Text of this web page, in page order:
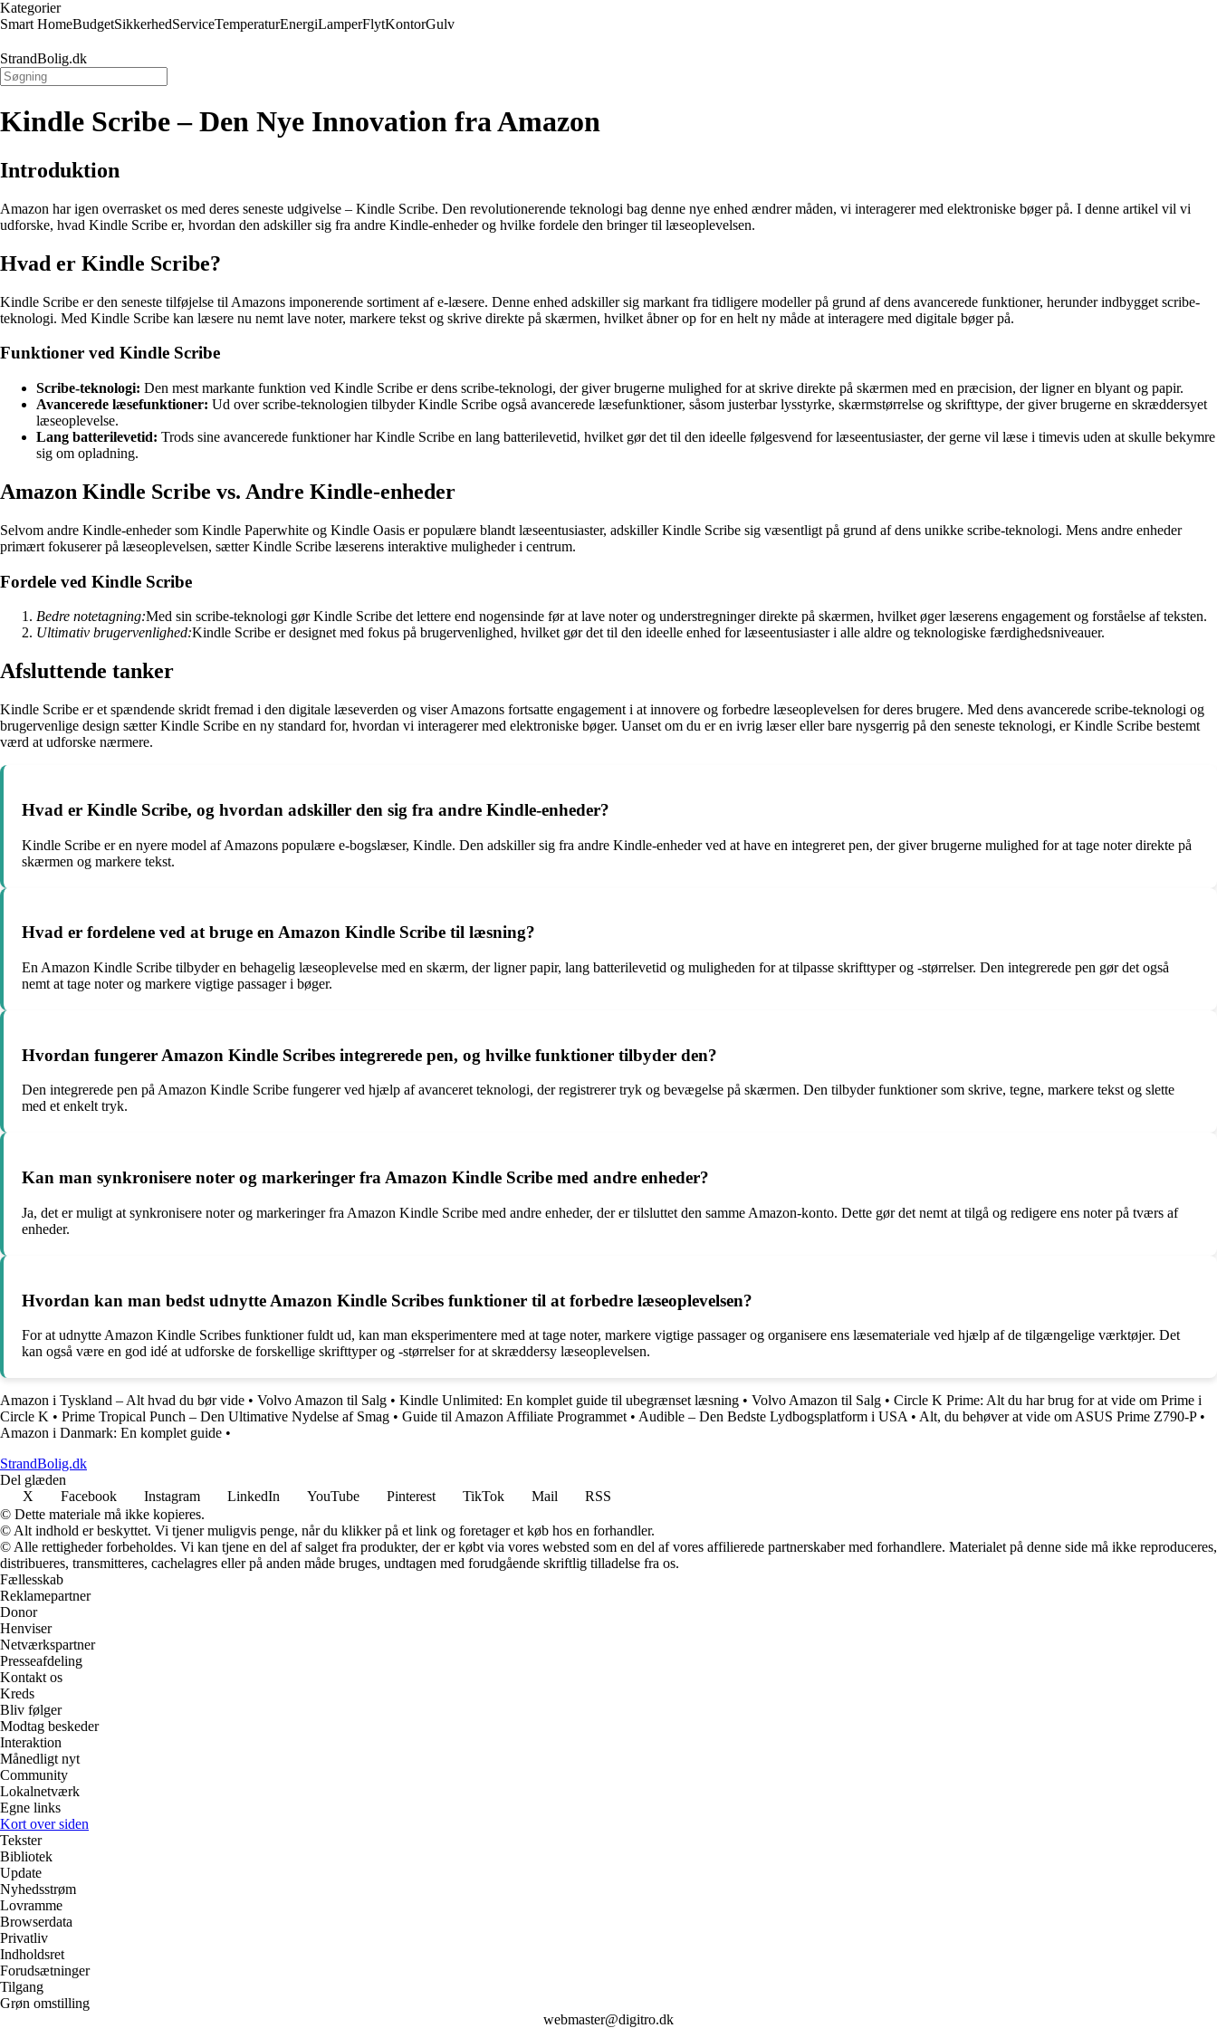
Kategorier
Smart HomeBudgetSikkerhedServiceTemperaturEnergiLamperFlytKontorGulv
StrandBolig.dk
Kindle Scribe – Den Nye Innovation fra Amazon
Introduktion
Amazon har igen overrasket os med deres seneste udgivelse – Kindle Scribe. Den revolutionerende teknologi bag denne nye enhed ændrer måden, vi interagerer med elektroniske bøger på. I denne artikel vil vi
udforske, hvad Kindle Scribe er, hvordan den adskiller sig fra andre Kindle-enheder og hvilke fordele den bringer til læseoplevelsen.
Hvad er Kindle Scribe?
Kindle Scribe er den seneste tilføjelse til Amazons imponerende sortiment af e-læsere. Denne enhed adskiller sig markant fra tidligere modeller på grund af dens avancerede funktioner, herunder indbygget scribe-
teknologi. Med Kindle Scribe kan læsere nu nemt lave noter, markere tekst og skrive direkte på skærmen, hvilket åbner op for en helt ny måde at interagere med digitale bøger på.
Funktioner ved Kindle Scribe
Scribe-teknologi: Den mest markante funktion ved Kindle Scribe er dens scribe-teknologi, der giver brugerne mulighed for at skrive direkte på skærmen med en præcision, der ligner en blyant og papir.
Avancerede læsefunktioner: Ud over scribe-teknologien tilbyder Kindle Scribe også avancerede læsefunktioner, såsom justerbar lysstyrke, skærmstørrelse og skrifttype, der giver brugerne en skræddersyet
læseoplevelse.
Lang batterilevetid: Trods sine avancerede funktioner har Kindle Scribe en lang batterilevetid, hvilket gør det til den ideelle følgesvend for læseentusiaster, der gerne vil læse i timevis uden at skulle bekymre
sig om opladning.
Amazon Kindle Scribe vs. Andre Kindle-enheder
Selvom andre Kindle-enheder som Kindle Paperwhite og Kindle Oasis er populære blandt læseentusiaster, adskiller Kindle Scribe sig væsentligt på grund af dens unikke scribe-teknologi. Mens andre enheder
primært fokuserer på læseoplevelsen, sætter Kindle Scribe læserens interaktive muligheder i centrum.
Fordele ved Kindle Scribe
Bedre notetagning:Med sin scribe-teknologi gør Kindle Scribe det lettere end nogensinde før at lave noter og understregninger direkte på skærmen, hvilket øger læserens engagement og forståelse af teksten.
Ultimativ brugervenlighed:Kindle Scribe er designet med fokus på brugervenlighed, hvilket gør det til den ideelle enhed for læseentusiaster i alle aldre og teknologiske færdighedsniveauer.
Afsluttende tanker
Kindle Scribe er et spændende skridt fremad i den digitale læseverden og viser Amazons fortsatte engagement i at innovere og forbedre læseoplevelsen for deres brugere. Med dens avancerede scribe-teknologi og
brugervenlige design sætter Kindle Scribe en ny standard for, hvordan vi interagerer med elektroniske bøger. Uanset om du er en ivrig læser eller bare nysgerrig på den seneste teknologi, er Kindle Scribe bestemt
værd at udforske nærmere.
Hvad er Kindle Scribe, og hvordan adskiller den sig fra andre Kindle-enheder?
Kindle Scribe er en nyere model af Amazons populære e-bogslæser, Kindle. Den adskiller sig fra andre Kindle-enheder ved at have en integreret pen, der giver brugerne mulighed for at tage noter direkte på
skærmen og markere tekst.
Hvad er fordelene ved at bruge en Amazon Kindle Scribe til læsning?
En Amazon Kindle Scribe tilbyder en behagelig læseoplevelse med en skærm, der ligner papir, lang batterilevetid og muligheden for at tilpasse skrifttyper og -størrelser. Den integrerede pen gør det også
nemt at tage noter og markere vigtige passager i bøger.
Hvordan fungerer Amazon Kindle Scribes integrerede pen, og hvilke funktioner tilbyder den?
Den integrerede pen på Amazon Kindle Scribe fungerer ved hjælp af avanceret teknologi, der registrerer tryk og bevægelse på skærmen. Den tilbyder funktioner som skrive, tegne, markere tekst og slette
med et enkelt tryk.
Kan man synkronisere noter og markeringer fra Amazon Kindle Scribe med andre enheder?
Ja, det er muligt at synkronisere noter og markeringer fra Amazon Kindle Scribe med andre enheder, der er tilsluttet den samme Amazon-konto. Dette gør det nemt at tilgå og redigere ens noter på tværs af
enheder.
Hvordan kan man bedst udnytte Amazon Kindle Scribes funktioner til at forbedre læseoplevelsen?
For at udnytte Amazon Kindle Scribes funktioner fuldt ud, kan man eksperimentere med at tage noter, markere vigtige passager og organisere ens læsemateriale ved hjælp af de tilgængelige værktøjer. Det
kan også være en god idé at udforske de forskellige skrifttyper og -størrelser for at skræddersy læseoplevelsen.
Amazon i Tyskland – Alt hvad du bør vide • Volvo Amazon til Salg • Kindle Unlimited: En komplet guide til ubegrænset læsning • Volvo Amazon til Salg • Circle K Prime: Alt du har brug for at vide om Prime i
Circle K • Prime Tropical Punch – Den Ultimative Nydelse af Smag • Guide til Amazon Affiliate Programmet • Audible – Den Bedste Lydbogsplatform i USA • Alt, du behøver at vide om ASUS Prime Z790-P•
Amazon i Danmark: En komplet guide •
StrandBolig.dk
Del glæden
X
Facebook Instagram LinkedIn YouTube Pinterest TikTok Mail
RSS
© Dette materiale må ikke kopieres.
© Alt indhold er beskyttet. Vi tjener muligvis penge, når du klikker på et link og foretager et køb hos en forhandler.
© Alle rettigheder forbeholdes. Vi kan tjene en del af salget fra produkter, der er købt via vores websted som en del af vores affilierede partnerskaber med forhandlere. Materialet på denne side må ikke reproduceres,
distribueres, transmitteres, cachelagres eller på anden måde bruges, undtagen med forudgående skriftlig tilladelse fra os.
Fællesskab
Reklamepartner
Donor
Henviser
Netværkspartner
Presseafdeling
Kontakt os
Kreds
Bliv følger
Modtag beskeder
Interaktion
Månedligt nyt
Community
Lokalnetværk
Egne links
Kort over siden
Tekster
Bibliotek
Update
Nyhedsstrøm
Lovramme
Browserdata
Privatliv
Indholdsret
Forudsætninger
Tilgang
Grøn omstilling
webmaster@digitro.dk